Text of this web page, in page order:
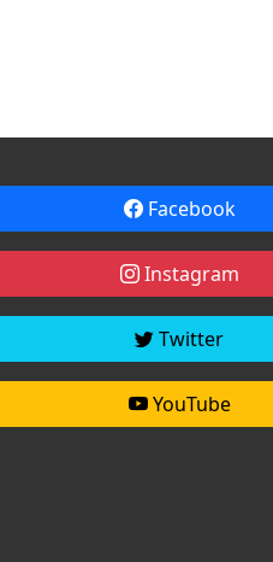
Facebook
Instagram
Twitter
YouTube